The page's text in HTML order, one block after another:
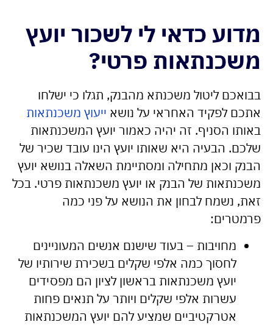
מדוע כדאי לי לשכור יועץ
משכנתאות פרטי?
בבואכם ליטול משכנתא מהבנק, תגלו כי ישלחו
אתכם לפקיד האחראי על נושא ייעוץ משכנתאות
באותו הסניף. זה יהיה כאמור יועץ המשכנתאות
שלכם. הבעיה היא שאותו יועץ הינו עובד שכיר של
הבנק וכאן מתחילה ומסתיימת השאלה בנושא יועץ
משכנתאות של הבנק או יועץ משכנתאות פרטי. בכל
זאת, נשמח לבחון את הנושא על פני כמה
פרמטרים:
מחויבות – בעוד שישנם אנשים המעוניינים
לחסוך כמה אלפי שקלים בשכירת שירותיו של
יועץ משכנתאות בראשון לציון הם מפסידים
עשרות אלפי שקלים ויותר על תנאים פחות
אטרקטיביים שמציע להם יועץ המשכנתאות